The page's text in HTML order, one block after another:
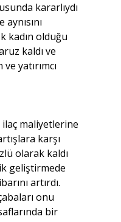
kararlıydı
kadın olduğu
kaldı ve
yatırımcı
maliyetlerine
karşı
olarak kaldı
geliştirmede
artırdı.
onu
bir